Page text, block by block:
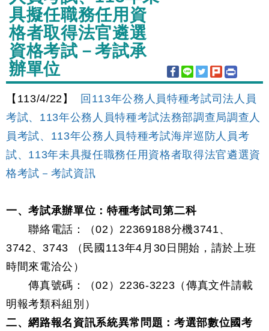
具擬任職務任用資
格者取得法官遴選
資格考試－考試承
辦單位
【113/4/22】
回113年公務人員特種考試司法人員
考試、113年公務人員特種考試法務部調查局調查人
員考試、113年公務人員特種考試海岸巡防人員考
試、113年未具擬任職務任用資格者取得法官遴選資
格考試－考試資訊
一、考試承辦單位：特種考試司第二科
聯絡電話：（02）22369188分機3741、
3742、3743 （民國113年4月30日開始，請於上班
時間來電洽公）
傳真號碼：（02）2236-3223（傳真文件請載
明報考類科組別）
二、網路報名資訊系統異常問題：考選部數位國考